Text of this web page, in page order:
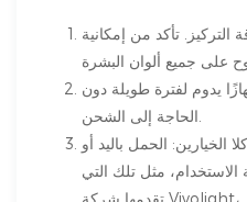
تأكد من إمكانية
يدوم لفترة طويلة دون
الحمل باليد أو
الاستخدام، مثل تلك التي